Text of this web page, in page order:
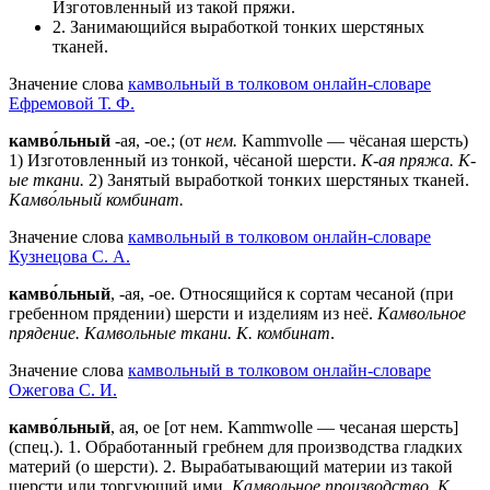
Изготовленный из такой пряжи.
2. Занимающийся выработкой тонких шерстяных
тканей.
Значение слова камвольный в толковом онлайн-словаре
Ефремовой Т. Ф.
камво́льный -ая, -ое.; (от нем. Kammvolle — чёсаная шерсть)
1) Изготовленный из тонкой, чёсаной шерсти. К-ая пряжа. К-
ые ткани. 2) Занятый выработкой тонких шерстяных тканей.
Камво́льный комбинат.
Значение слова камвольный в толковом онлайн-словаре
Кузнецова С. А.
камво́льный, -ая, -ое. Относящийся к сортам чесаной (при
гребенном прядении) шерсти и изделиям из неё. Камвольное
прядение. Камвольные ткани. К. комбинат.
Значение слова камвольный в толковом онлайн-словаре
Ожегова C. И.
камво́льный, ая, ое [от нем. Kammwolle — чесаная шерсть]
(спец.). 1 . Обработанный гребнем для производства гладких
материй (о шерсти). 2. Вырабатывающий материи из такой
шерсти или торгующий ими. Камвольное производство. К.